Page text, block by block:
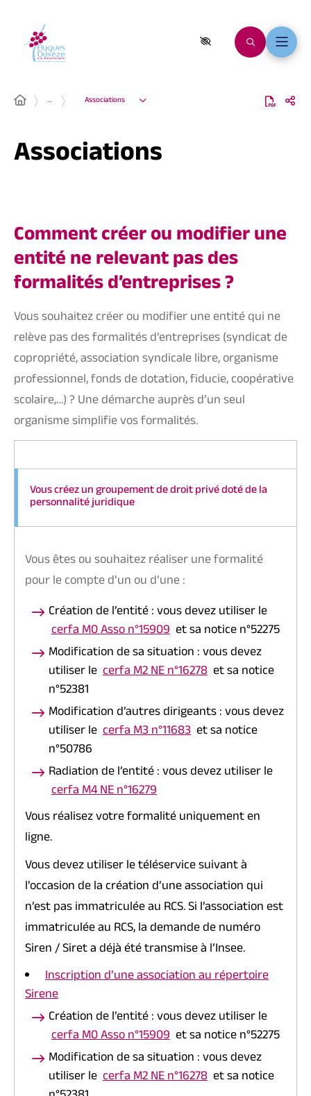
… Associations
Associations
Comment créer ou modifier une
entité ne relevant pas des
formalités d’entreprises ?
Vous souhaitez créer ou modifier une entité qui ne
relève pas des formalités d’entreprises (syndicat de
copropriété, association syndicale libre, organisme
professionnel, fonds de dotation, fiducie, coopérative
scolaire,…) ? Une démarche auprès d’un seul
organisme simplifie vos formalités.
Vous créez un groupement de droit privé doté de la
personnalité juridique
Vous êtes ou souhaitez réaliser une formalité
pour le compte d’un ou d’une :
Création de l’entité : vous devez utiliser le
cerfa M0 Asso n°15909 et sa notice n°52275
Modification de sa situation : vous devez
utiliser le cerfa M2 NE n°16278 et sa notice
n°52381
Modification d’autres dirigeants : vous devez
utiliser le cerfa M3 n°11683 et sa notice
n°50786
Radiation de l’entité : vous devez utiliser le
cerfa M4 NE n°16279
Vous réalisez votre formalité uniquement en
ligne.
Vous devez utiliser le téléservice suivant à
l’occasion de la création d’une association qui
n’est pas immatriculée au RCS. Si l’association est
immatriculée au RCS, la demande de numéro
Siren / Siret a déjà été transmise à l’Insee.
Inscription d’une association au répertoire
Sirene
Création de l’entité : vous devez utiliser le
cerfa M0 Asso n°15909 et sa notice n°52275
Modification de sa situation : vous devez
utiliser le cerfa M2 NE n°16278 et sa notice